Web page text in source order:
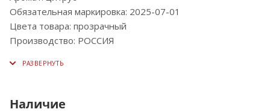
Обязательная маркировка: 2025-07-01
Цвета товара: прозрачный
Производство: РОССИЯ
Наличие